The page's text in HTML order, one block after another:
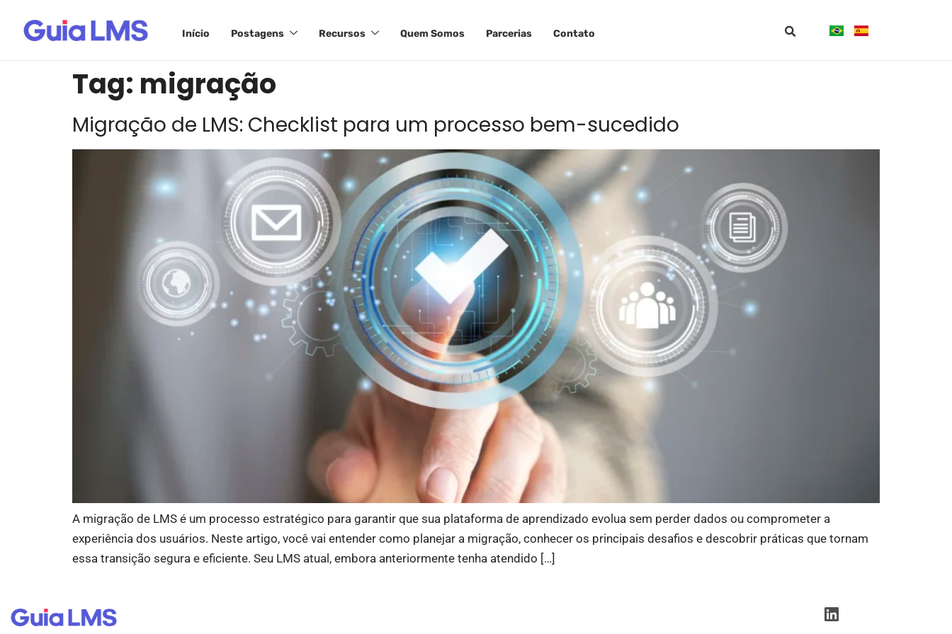
Início Postagens Recursos Quem Somos Parcerias Contato
Tag: migração
Migração de LMS: Checklist para um processo bem-sucedido
A migração de LMS é um processo estratégico para garantir que sua plataforma de aprendizado evolua sem perder dados ou comprometer a
experiência dos usuários. Neste artigo, você vai entender como planejar a migração, conhecer os principais desafios e descobrir práticas que tornam
essa transição segura e eficiente. Seu LMS atual, embora anteriormente tenha atendido […]